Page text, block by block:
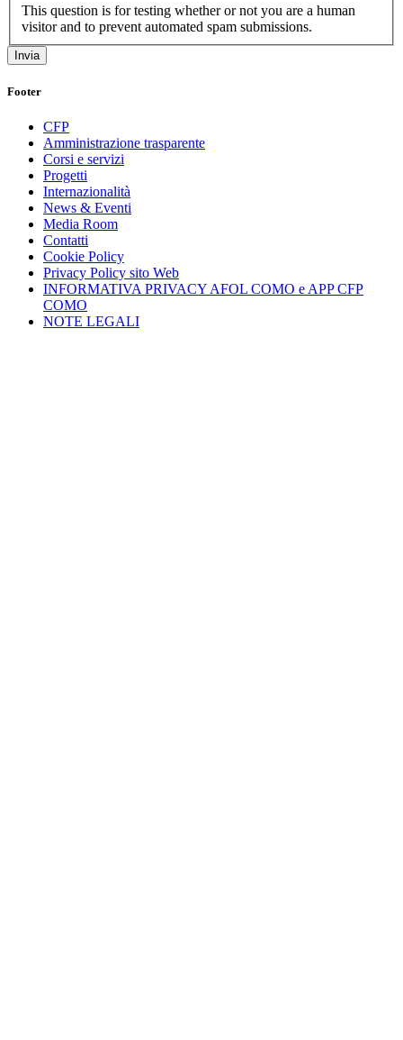
This question is for testing whether or not you are a human
visitor and to prevent automated spam submissions.
Footer
CFP
Amministrazione trasparente
Corsi e servizi
Progetti
Internazionalità
News & Eventi
Media Room
Contatti
Cookie Policy
Privacy Policy sito Web
INFORMATIVA PRIVACY AFOL COMO e APP CFP
COMO
NOTE LEGALI